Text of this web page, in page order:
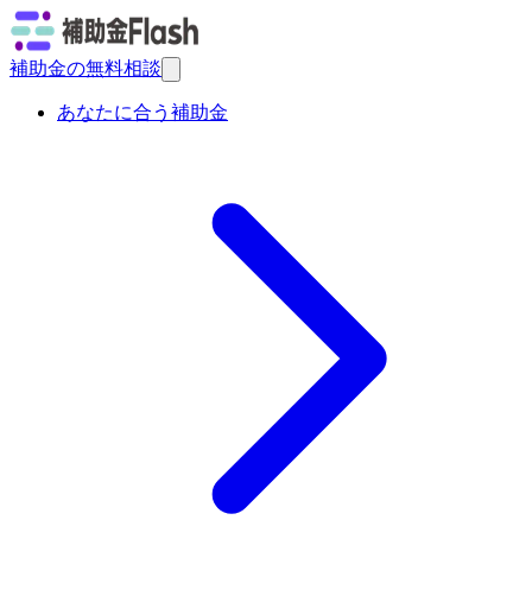
補助金の無料相談
あなたに合う補助金